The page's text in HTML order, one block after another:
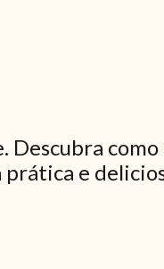
Descubra
e